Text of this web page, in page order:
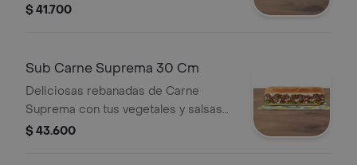
salsas
$ 41.700
Sub Carne Suprema 30 Cm
Deliciosas rebanadas de Carne
Suprema con tus vegetales y salsas
favoritas.
$ 43.600